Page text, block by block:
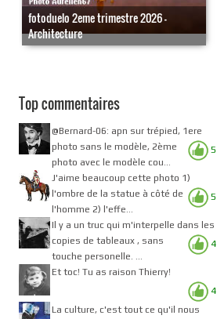
fotoduelo 2eme trimestre 2026 -
Architecture
Top commentaires
5
@Bernard-06: apn sur trépied, 1ere
photo sans le modèle, 2ème
photo avec le modèle cou...
5
J'aime beaucoup cette photo 1)
l'ombre de la statue à côté de
l'homme 2) l'effe...
4
Il y a un truc qui m'interpelle dans les
copies de tableaux , sans
touche personelle. ...
4
Et toc! Tu as raison Thierry!
La culture, c'est tout ce qu'il nous